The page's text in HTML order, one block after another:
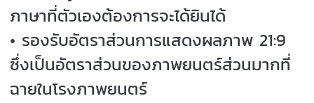
ภาษาที่ตัวเองต้องการจะได้ยินได้
• รองรับอัตราส่วนการแสดงผลภาพ 21:9
ซึ่งเป็นอัตราส่วนของภาพยนตร์ส่วนมากที่
ฉายในโรงภาพยนตร์